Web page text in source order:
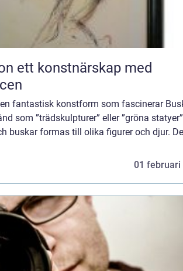
fantastisk konstform som fascinerar
som ”trädskulpturer” eller ”gröna
buskar formas till olika figurer och djur.
01 februari